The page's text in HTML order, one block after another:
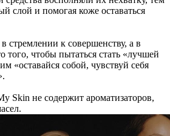
слой и помогая коже оставаться
к совершенству, а в
того, чтобы пытаться стать «лучшей
«оставайся собой, чувствуй себя
Skin не содержит ароматизаторов,